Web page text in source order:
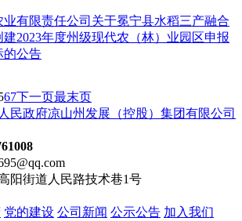
业有限责任公司关于冕宁县水稻三产融合
2023年度州级现代农（林）业园区申报
的公告
67下一页最末页
民政府凉山州发展（控股）集团有限公司
阳街道人民路技术巷1号
党的建设 公司新闻 公示公告 加入我们